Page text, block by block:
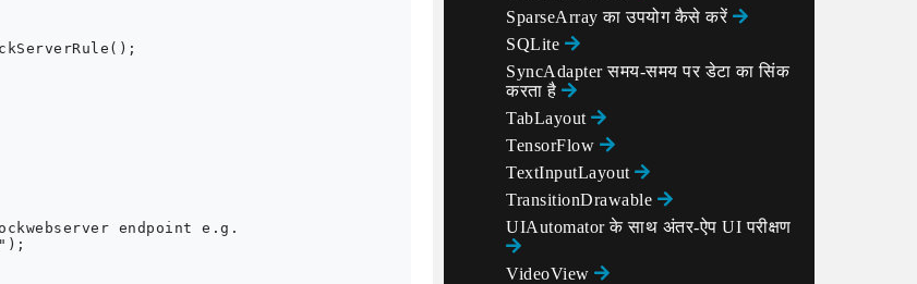
endpoint e.g.
SparseArray का उपयोग कैसे करें
SQLite
SyncAdapter समय-समय पर डेटा का सिंक
करता है
TabLayout
TensorFlow
TextInputLayout
TransitionDrawable
UIAutomator के साथ अंतर-ऐप UI परीक्षण
VideoView